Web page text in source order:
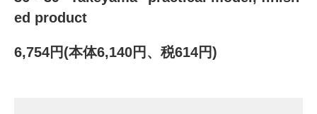
ed product
6,754円(本体6,140円、税614円)